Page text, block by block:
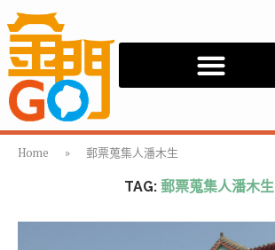
Home » 郵票蒐集人潘木生
TAG: 郵票蒐集人潘木生